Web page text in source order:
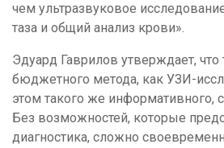
чем ультразвуковое
таза и общий анализ крови».
Эдуард Гаврилов утверждает, что
бюджетного метода, как УЗИ-
этом такого же информативного,
Без возможностей, которые
диагностика, сложно